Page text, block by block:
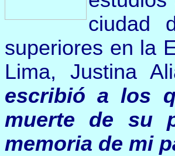
ciudad
superiores en la
Lima, Justina
escribió a los
muerte de su
memoria de mi